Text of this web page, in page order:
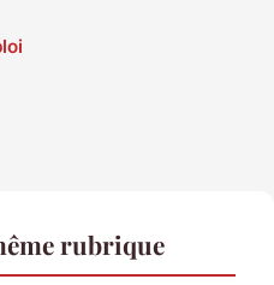
rubrique